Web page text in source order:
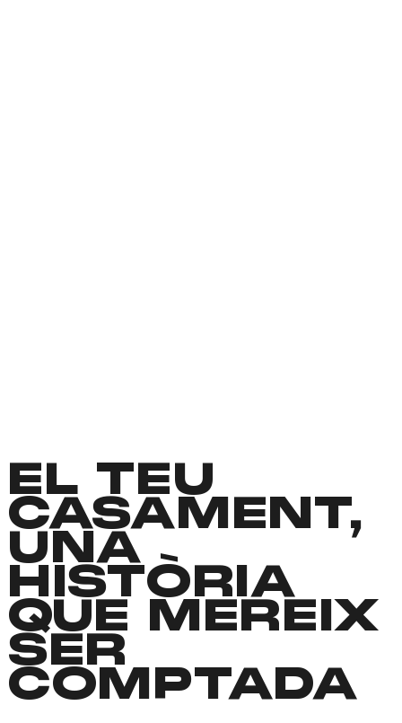
EL TEU
CASAMENT,
UNA
HISTÒRIA
QUE MEREIX
SER
COMPTADA